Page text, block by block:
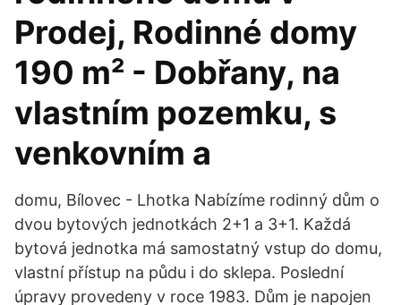
Prodej, Rodinné domy
190 m² - Dobřany, na
vlastním pozemku, s
venkovním a
domu, Bílovec - Lhotka Nabízíme rodinný dům o
dvou bytových jednotkách 2+1 a 3+1. Každá
bytová jednotka má samostatný vstup do domu,
vlastní přístup na půdu i do sklepa. Poslední
úpravy provedeny v roce 1983. Dům je napojen